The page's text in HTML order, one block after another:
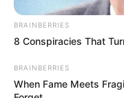
BRAINBERRIES
8 Conspiracies That
BRAINBERRIES
When Fame Meets